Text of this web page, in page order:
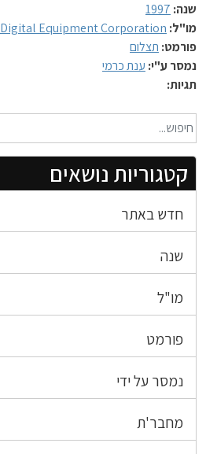
טקסט חופשי...
קטגוריות נושאים
חדש באתר
שנה
מו"ל
פורמט
נמסר על ידי
מחבר'ת
שנה: 1997
מו"ל: Digital Equipment Corporation
פורמט: תצלום
נמסר ע"י: ענת כרמי
תגיות: